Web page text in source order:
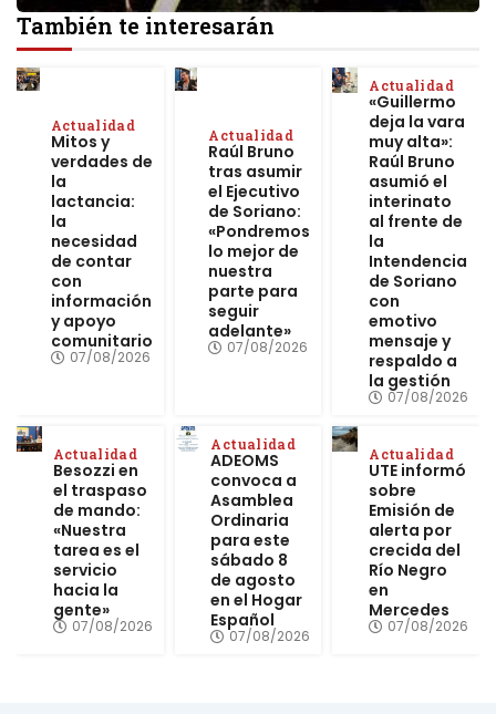
También te interesarán
Actualidad
Mitos y
verdades de
la
lactancia:
la
necesidad
de contar
con
información
y apoyo
comunitario
07/08/2026
Actualidad
Raúl Bruno
tras asumir
el Ejecutivo
de Soriano:
«Pondremos
lo mejor de
nuestra
parte para
seguir
adelante»
07/08/2026
Actualidad
«Guillermo
deja la vara
muy alta»:
Raúl Bruno
asumió el
interinato
al frente de
la
Intendencia
de Soriano
con
emotivo
mensaje y
respaldo a
la gestión
07/08/2026
Actualidad
Besozzi en
el traspaso
de mando:
«Nuestra
tarea es el
servicio
hacia la
gente»
07/08/2026
Actualidad
ADEOMS
convoca a
Asamblea
Ordinaria
para este
sábado 8
de agosto
en el Hogar
Español
07/08/2026
Actualidad
UTE informó
sobre
Emisión de
alerta por
crecida del
Río Negro
en
Mercedes
07/08/2026